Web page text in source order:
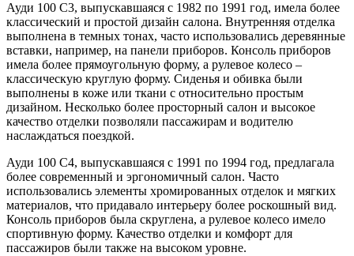
Ауди 100 С3, выпускавшаяся с 1982 по 1991 год, имела более
классический и простой дизайн салона. Внутренняя отделка
выполнена в темных тонах, часто использовались деревянные
вставки, например, на панели приборов. Консоль приборов
имела более прямоугольную форму, а рулевое колесо –
классическую круглую форму. Сиденья и обивка были
выполнены в коже или ткани с относительно простым
дизайном. Несколько более просторный салон и высокое
качество отделки позволяли пассажирам и водителю
наслаждаться поездкой.
Ауди 100 С4, выпускавшаяся с 1991 по 1994 год, предлагала
более современный и эргономичный салон. Часто
использовались элементы хромированных отделок и мягких
материалов, что придавало интерьеру более роскошный вид.
Консоль приборов была скруглена, а рулевое колесо имело
спортивную форму. Качество отделки и комфорт для
пассажиров были также на высоком уровне.